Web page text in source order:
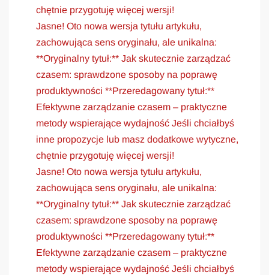
chętnie przygotuję więcej wersji!
Jasne! Oto nowa wersja tytułu artykułu,
zachowująca sens oryginału, ale unikalna:
**Oryginalny tytuł:** Jak skutecznie zarządzać
czasem: sprawdzone sposoby na poprawę
produktywności **Przeredagowany tytuł:**
Efektywne zarządzanie czasem – praktyczne
metody wspierające wydajność Jeśli chciałbyś
inne propozycje lub masz dodatkowe wytyczne,
chętnie przygotuję więcej wersji!
Jasne! Oto nowa wersja tytułu artykułu,
zachowująca sens oryginału, ale unikalna:
**Oryginalny tytuł:** Jak skutecznie zarządzać
czasem: sprawdzone sposoby na poprawę
produktywności **Przeredagowany tytuł:**
Efektywne zarządzanie czasem – praktyczne
metody wspierające wydajność Jeśli chciałbyś